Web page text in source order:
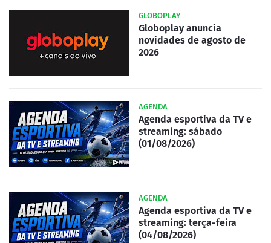
GLOBOPLAY
Globoplay anuncia
novidades de agosto de
2026
AGENDA
Agenda esportiva da TV e
streaming: sábado
(01/08/2026)
AGENDA
Agenda esportiva da TV e
streaming: terça-feira
(04/08/2026)